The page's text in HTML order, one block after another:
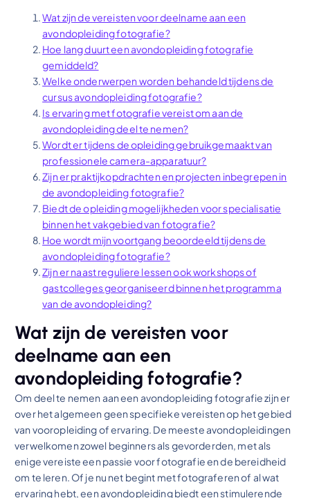
Wat zijn de vereisten voor deelname aan een
avondopleiding fotografie?
Hoe lang duurt een avondopleiding fotografie
gemiddeld?
Welke onderwerpen worden behandeld tijdens de
cursus avondopleiding fotografie?
Is ervaring met fotografie vereist om aan de
avondopleiding deel te nemen?
Wordt er tijdens de opleiding gebruikgemaakt van
professionele camera-apparatuur?
Zijn er praktijkopdrachten en projecten inbegrepen in
de avondopleiding fotografie?
Biedt de opleiding mogelijkheden voor specialisatie
binnen het vakgebied van fotografie?
Hoe wordt mijn voortgang beoordeeld tijdens de
avondopleiding fotografie?
Zijn er naast reguliere lessen ook workshops of
gastcolleges georganiseerd binnen het programma
van de avondopleiding?
Wat zijn de vereisten voor
deelname aan een
avondopleiding fotografie?
Om deel te nemen aan een avondopleiding fotografie zijn er
over het algemeen geen specifieke vereisten op het gebied
van vooropleiding of ervaring. De meeste avondopleidingen
verwelkomen zowel beginners als gevorderden, met als
enige vereiste een passie voor fotografie en de bereidheid
om te leren. Of je nu net begint met fotograferen of al wat
ervaring hebt, een avondopleiding biedt een stimulerende